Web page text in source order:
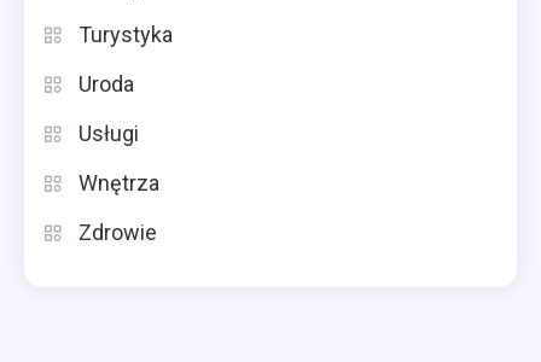
Turystyka
Uroda
Usługi
Wnętrza
Zdrowie